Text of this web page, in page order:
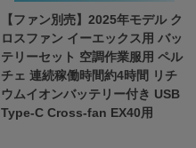
【ファン別売】2025年モデル ク
ロスファン イーエックス用 バッ
テリーセット 空調作業服用 ペル
チェ 連続稼働時間約4時間 リチ
ウムイオンバッテリー付き USB
Type-C Cross-fan EX40用